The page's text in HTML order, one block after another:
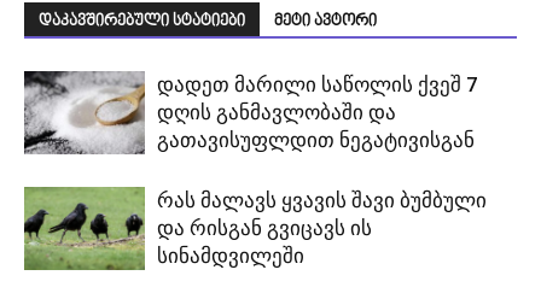
დაკავშირებული სტატიები მეტი ავტორი
დადეთ მარილი საწოლის ქვეშ 7
დღის განმავლობაში და
გათავისუფლდით ნეგატივისგან
რას მალავს ყვავის შავი ბუმბული
და რისგან გვიცავს ის
სინამდვილეში